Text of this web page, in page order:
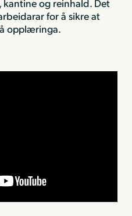
og reinhald. Det
for å sikre at
opplæringa.